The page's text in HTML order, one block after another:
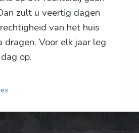
zult u veertig dagen
van het huis
dragen. Voor elk jaar leg
op.